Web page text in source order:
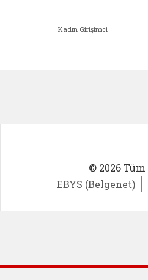
Kadın Girişimci
© 2026 Tüm
EBYS (Belgenet)